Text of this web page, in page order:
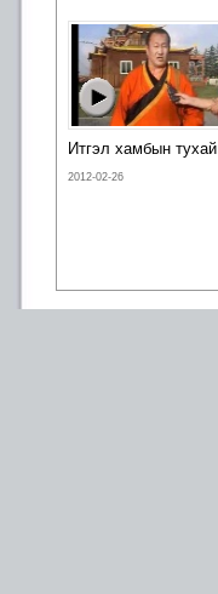
Итгэл хамбын тухай
2012-02-26